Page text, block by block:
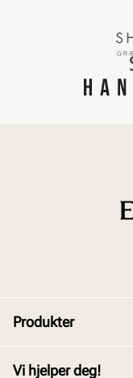
Produkter
Vi hjelper deg!